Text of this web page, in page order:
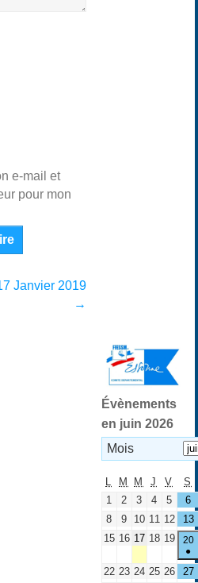
e-mail et
pour mon
Janvier 2019
→
Évènements
en juin 2026
Mois
L M M J V
S
1
2 3 4 5
6
8
9 10 11 12
13
15 16 17 18 19
20
●
22 23 24 25 26
27